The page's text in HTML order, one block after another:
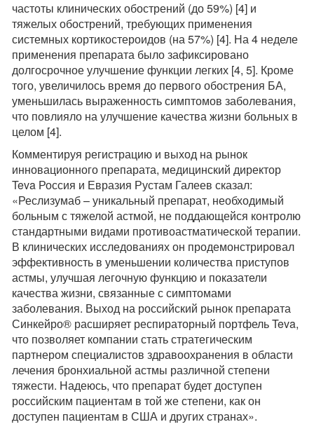
частоты клинических обострений (до 59%) [4] и
тяжелых обострений, требующих применения
системных кортикостероидов (на 57%) [4]. На 4 неделе
применения препарата было зафиксировано
долгосрочное улучшение функции легких [4, 5]. Кроме
того, увеличилось время до первого обострения БА,
уменьшилась выраженность симптомов заболевания,
что повлияло на улучшение качества жизни больных в
целом [4].
Комментируя регистрацию и выход на рынок
инновационного препарата, медицинский директор
Teva Россия и Евразия Рустам Галеев сказал:
«Реслизумаб – уникальный препарат, необходимый
больным с тяжелой астмой, не поддающейся контролю
стандартными видами противоастматической терапии.
В клинических исследованиях он продемонстрировал
эффективность в уменьшении количества приступов
астмы, улучшая легочную функцию и показатели
качества жизни, связанные с симптомами
заболевания. Выход на российский рынок препарата
Синкейро® расширяет респираторный портфель Teva,
что позволяет компании стать стратегическим
партнером специалистов здравоохранения в области
лечения бронхиальной астмы различной степени
тяжести. Надеюсь, что препарат будет доступен
российским пациентам в той же степени, как он
доступен пациентам в США и других странах».